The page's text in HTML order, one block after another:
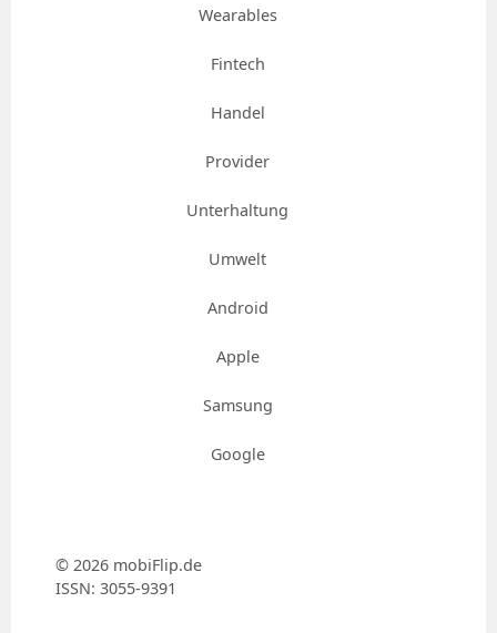
Wearables
Fintech
Handel
Provider
Unterhaltung
Umwelt
Android
Apple
Samsung
Google
© 2026 mobiFlip.de
ISSN: 3055-9391